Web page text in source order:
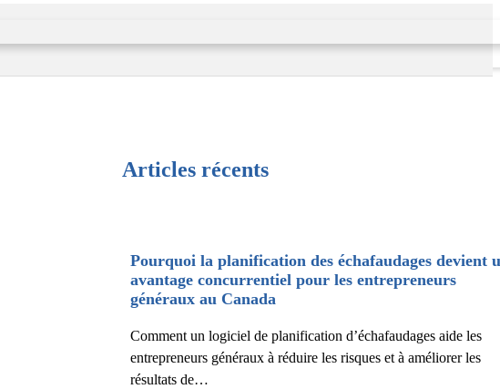
Articles récents
Pourquoi la planification des échafaudages devient
avantage concurrentiel pour les entrepreneurs
généraux au Canada
Comment un logiciel de planification d’échafaudages aide les
entrepreneurs généraux à réduire les risques et à améliorer les
résultats de…